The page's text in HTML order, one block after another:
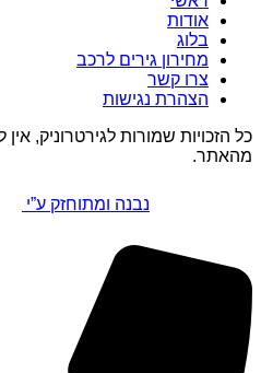
אודות
בלוג
מחירון גירים לרכב
צרו קשר
הצהרת נגישות
כל הזכויות שמורות לגירטרוניק,
מהאתר.
נבנה ומתוחזק ע”י